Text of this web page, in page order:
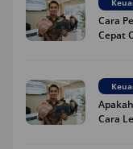
Cara
Cepat
Cara